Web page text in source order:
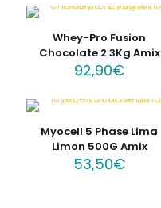
Whey-Pro Fusion
Chocolate 2.3Kg Amix
92,90€
Myocell 5 Phase Lima
Limon 500G Amix
53,50€